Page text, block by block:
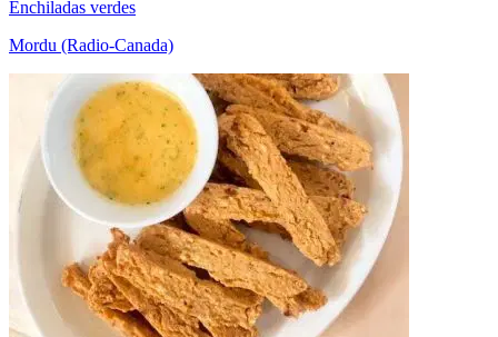
Enchiladas verdes
Mordu (Radio-Canada)